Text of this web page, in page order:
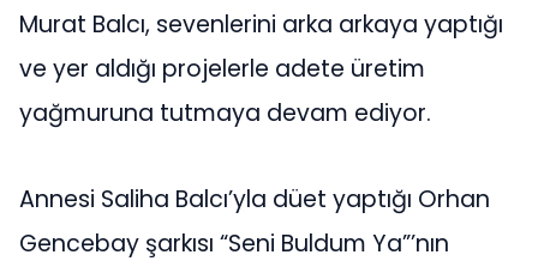
Murat Balcı, sevenlerini arka arkaya yaptığı
ve yer aldığı projelerle adete üretim
yağmuruna tutmaya devam ediyor.
Annesi Saliha Balcı’yla düet yaptığı Orhan
Gencebay şarkısı “Seni Buldum Ya”’nın